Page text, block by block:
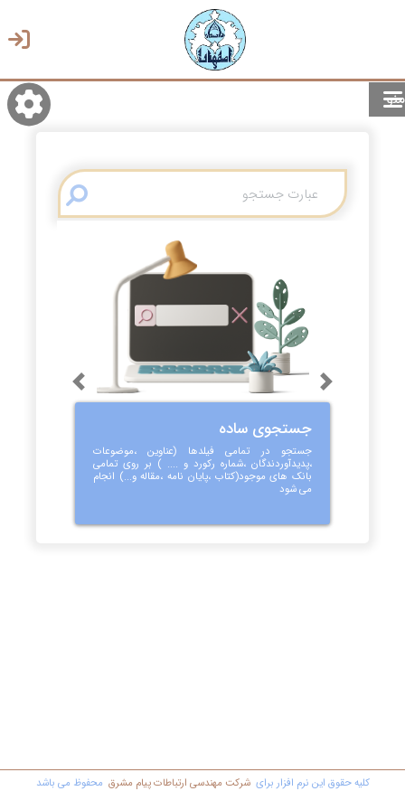
منو
انتخاب زبان
جستجوی ساده
جستجو در تمامی فیلدها (عناوین ،موضوعات
،پدیدآوردندگان ،شماره رکورد و .... ) بر روی تمامی
بانک های موجود(کتاب ،پایان نامه ،مقاله و...) انجام
می شود
Previous Next
کليه حقوق اين نرم افزار برای شرکت مهندسي ارتباطات پیام مشرق محفوظ مي باشد